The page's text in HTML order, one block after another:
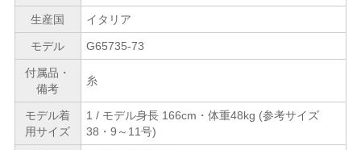
生産国 イタリア
モデル G65735-73
付属品・
備考
糸
モデル着
用サイズ
1 / モデル身長 166cm・体重48kg (参考サイズ
38・9～11号)